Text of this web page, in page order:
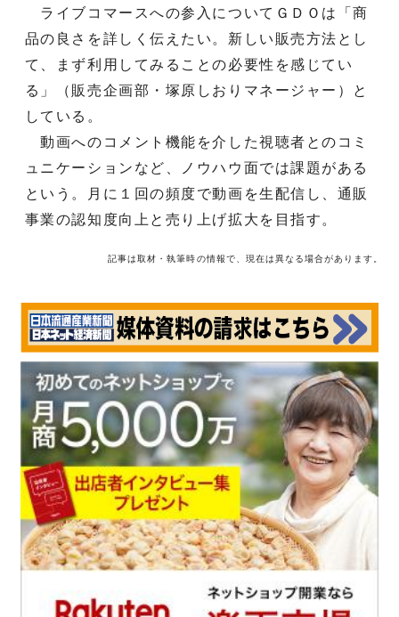
ライブコマースへの参入についてＧＤＯは「商
品の良さを詳しく伝えたい。新しい販売方法とし
て、まず利用してみることの必要性を感じてい
る」（販売企画部・塚原しおりマネージャー）と
している。
動画へのコメント機能を介した視聴者とのコミ
ュニケーションなど、ノウハウ面では課題がある
という。月に１回の頻度で動画を生配信し、通販
事業の認知度向上と売り上げ拡大を目指す。
記事は取材・執筆時の情報で、現在は異なる場合があります。